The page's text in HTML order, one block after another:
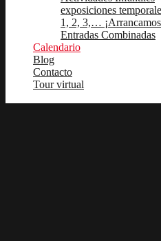
exposiciones
1, 2, 3,…
Entradas Combinadas
Calendario
Blog
Contacto
Tour virtual